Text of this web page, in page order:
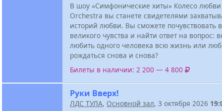
В шоу «Симфонические хиты» Колесо любви
Orchestra вы станете свидетелями
историй любви. Вы сможете почувствовать
великого чувства и найти ответ на вопрос:
любить одного человека всю жизнь или
рождаться снова и снова?
Билеты в наличии: 2 200 — 4 800
Руки Вверх!
ЛДС ТУЛА, Основной зал, 3 октября 2026